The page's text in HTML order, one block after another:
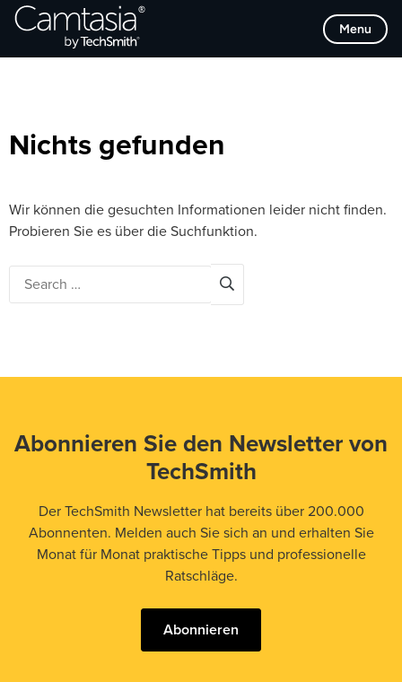
Direkt
zum
Menu
Browse Categories
Nichts gefunden
Wir können die gesuchten Informationen leider nicht finden.
Probieren Sie es über die Suchfunktion.
Abonnieren Sie den Newsletter von
TechSmith
Der TechSmith Newsletter hat bereits über 200.000
Abonnenten. Melden auch Sie sich an und erhalten Sie
Monat für Monat praktische Tipps und professionelle
Ratschläge.
Abonnieren